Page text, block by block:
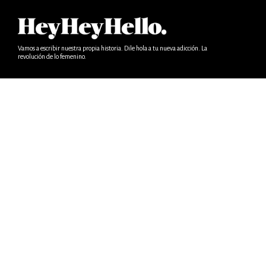
Vamos a escribir nuestra propia historia. Dile hola a tu nueva adicción. La
revolución de lo femenino.